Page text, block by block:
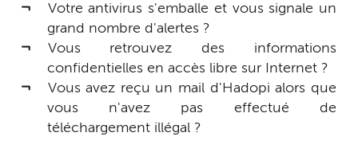
Votre antivirus s'emballe et vous signale un
grand nombre d'alertes ?
Vous retrouvez des informations
confidentielles en accès libre sur Internet ?
Vous avez reçu un mail d'Hadopi alors que
vous n'avez pas effectué de
téléchargement illégal ?